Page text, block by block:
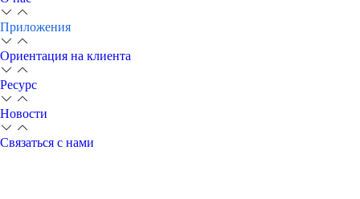
Приложения
Ориентация на клиента
Ресурс
Новости
Связаться с нами